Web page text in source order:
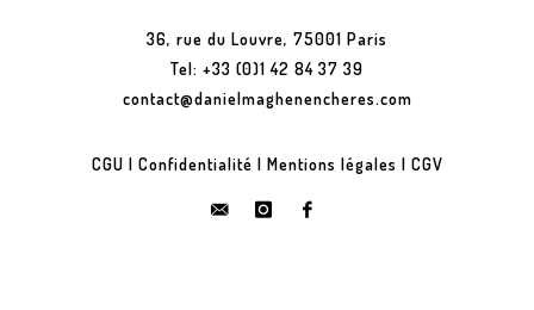
36, rue du Louvre, 75001 Paris
Tel: +33 (0)1 42 84 37 39
contact@danielmaghenencheres.com
CGU | Confidentialité | Mentions légales | CGV